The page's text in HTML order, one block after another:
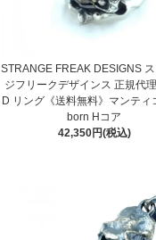
STRANGE FREAK DESIGNS
ジフリークデザインス 正規代
D リング《送料無料》マンティ
born Hコア
42,350円(税込)